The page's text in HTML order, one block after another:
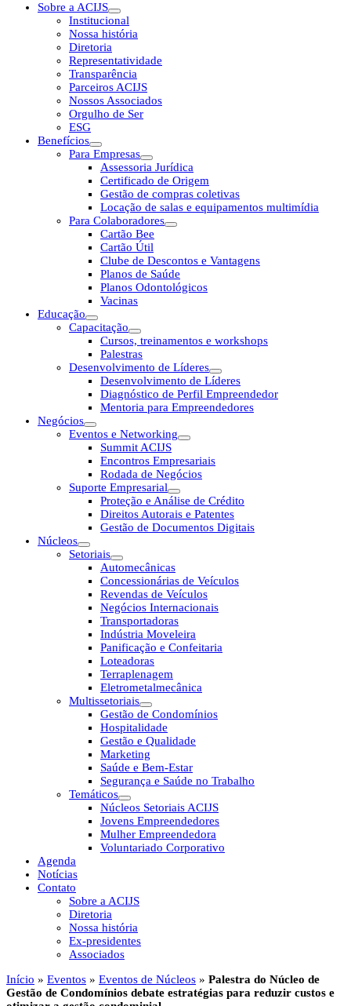
Sobre a ACIJS
Institucional
Nossa história
Diretoria
Representatividade
Transparência
Parceiros ACIJS
Nossos Associados
Orgulho de Ser
ESG
Benefícios
Para Empresas
Assessoria Jurídica
Certificado de Origem
Gestão de compras coletivas
Locação de salas e equipamentos multimídia
Para Colaboradores
Cartão Bee
Cartão Útil
Clube de Descontos e Vantagens
Planos de Saúde
Planos Odontológicos
Vacinas
Educação
Capacitação
Cursos, treinamentos e workshops
Palestras
Desenvolvimento de Líderes
Desenvolvimento de Líderes
Diagnóstico de Perfil Empreendedor
Mentoria para Empreendedores
Negócios
Eventos e Networking
Summit ACIJS
Encontros Empresariais
Rodada de Negócios
Suporte Empresarial
Proteção e Análise de Crédito
Direitos Autorais e Patentes
Gestão de Documentos Digitais
Núcleos
Setoriais
Automecânicas
Concessionárias de Veículos
Revendas de Veículos
Negócios Internacionais
Transportadoras
Indústria Moveleira
Panificação e Confeitaria
Loteadoras
Terraplenagem
Eletrometalmecânica
Multissetoriais
Gestão de Condomínios
Hospitalidade
Gestão e Qualidade
Marketing
Saúde e Bem-Estar
Segurança e Saúde no Trabalho
Temáticos
Núcleos Setoriais ACIJS
Jovens Empreendedores
Mulher Empreendedora
Voluntariado Corporativo
Agenda
Notícias
Contato
Sobre a ACIJS
Diretoria
Nossa história
Ex-presidentes
Associados
Início » Eventos » Eventos de Núcleos » Palestra do Núcleo de
Gestão de Condomínios debate estratégias para reduzir custos e